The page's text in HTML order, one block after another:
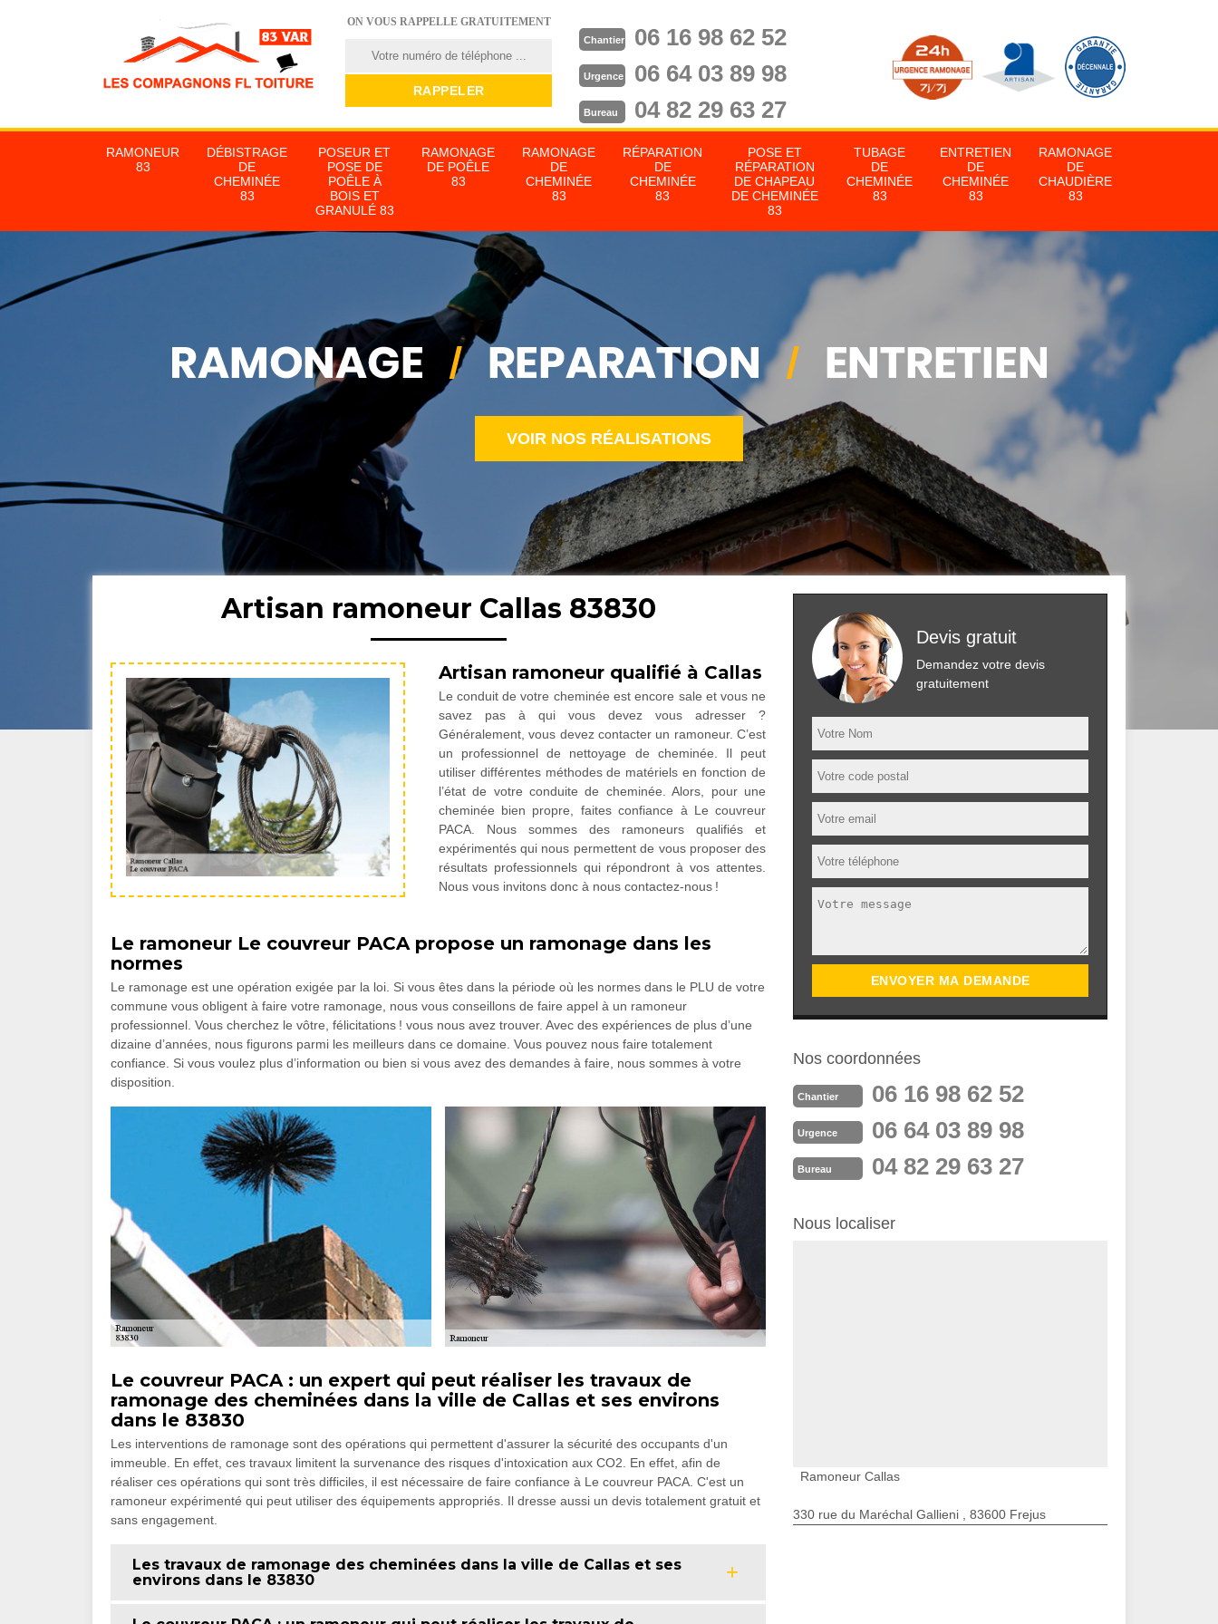
ON VOUS RAPPELLE GRATUITEMENT
Chantier 06 16 98 62 52
Urgence 06 64 03 89 98
Bureau 04 82 29 63 27
RAMONEUR
83
DÉBISTRAGE
DE
CHEMINÉE
83
POSEUR ET
POSE DE
POÊLE À
BOIS ET
GRANULÉ 83
RAMONAGE
DE POÊLE
83
RAMONAGE
DE
CHEMINÉE
83
RÉPARATION
DE
CHEMINÉE
83
POSE ET
RÉPARATION
DE CHAPEAU
DE CHEMINÉE
83
TUBAGE
DE
CHEMINÉE
83
ENTRETIEN
DE
CHEMINÉE
83
RAMONAGE
DE
CHAUDIÈRE
83
VOIR NOS RÉALISATIONS
Artisan ramoneur Callas 83830
Artisan ramoneur qualifié à Callas
Le conduit de votre cheminée est encore sale et vous ne
savez pas à qui vous devez vous adresser ?
Généralement, vous devez contacter un ramoneur. C’est
un professionnel de nettoyage de cheminée. Il peut
utiliser différentes méthodes de matériels en fonction de
l’état de votre conduite de cheminée. Alors, pour une
cheminée bien propre, faites confiance à Le couvreur
PACA. Nous sommes des ramoneurs qualifiés et
expérimentés qui nous permettent de vous proposer des
résultats professionnels qui répondront à vos attentes.
Nous vous invitons donc à nous contactez-nous !
Le ramoneur Le couvreur PACA propose un ramonage dans les
normes
Le ramonage est une opération exigée par la loi. Si vous êtes dans la période où les normes dans le PLU de votre
commune vous obligent à faire votre ramonage, nous vous conseillons de faire appel à un ramoneur
professionnel. Vous cherchez le vôtre, félicitations ! vous nous avez trouver. Avec des expériences de plus d’une
dizaine d’années, nous figurons parmi les meilleurs dans ce domaine. Vous pouvez nous faire totalement
confiance. Si vous voulez plus d’information ou bien si vous avez des demandes à faire, nous sommes à votre
disposition.
Le couvreur PACA : un expert qui peut réaliser les travaux de
ramonage des cheminées dans la ville de Callas et ses environs
dans le 83830
Les interventions de ramonage sont des opérations qui permettent d'assurer la sécurité des occupants d'un
immeuble. En effet, ces travaux limitent la survenance des risques d'intoxication aux CO2. En effet, afin de
réaliser ces opérations qui sont très difficiles, il est nécessaire de faire confiance à Le couvreur PACA. C'est un
ramoneur expérimenté qui peut utiliser des équipements appropriés. Il dresse aussi un devis totalement gratuit et
sans engagement.
Les travaux de ramonage des cheminées dans la ville de Callas et ses
environs dans le 83830
Devis gratuit
Demandez votre devis
gratuitement
Nos coordonnées
Chantier 06 16 98 62 52
Urgence 06 64 03 89 98
Bureau 04 82 29 63 27
Nous localiser
Ramoneur Callas
330 rue du Maréchal Gallieni , 83600 Frejus